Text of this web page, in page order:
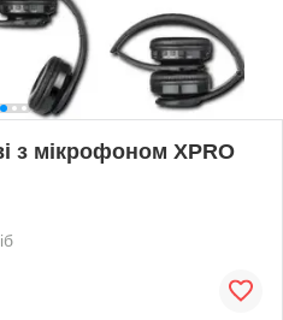
з мікрофоном XPRO